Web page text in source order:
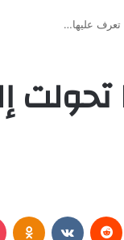
عليها…
بينتيريست